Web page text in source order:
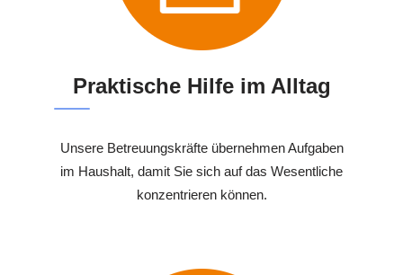
Praktische Hilfe im Alltag
Unsere Betreuungskräfte übernehmen Aufgaben
im Haushalt, damit Sie sich auf das Wesentliche
konzentrieren können.